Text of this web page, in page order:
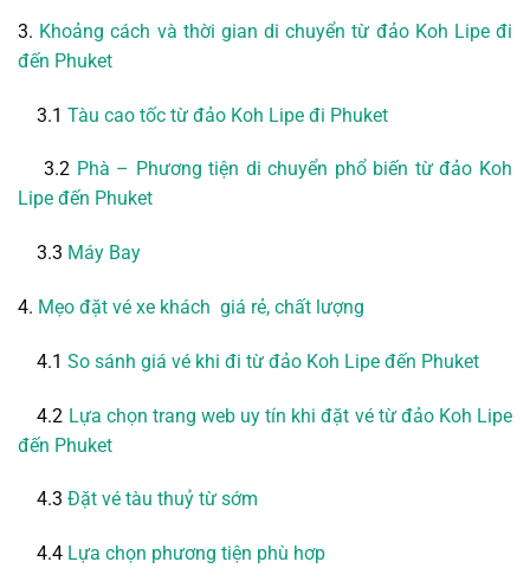
3. Khoảng cách và thời gian di chuyển từ đảo Koh Lipe đi
đến Phuket
3.1 Tàu cao tốc từ đảo Koh Lipe đi Phuket
3.2 Phà – Phương tiện di chuyển phổ biến từ đảo Koh
Lipe đến Phuket
3.3 Máy Bay
4. Mẹo đặt vé xe khách giá rẻ, chất lượng
4.1 So sánh giá vé khi đi từ đảo Koh Lipe đến Phuket
4.2 Lựa chọn trang web uy tín khi đặt vé từ đảo Koh Lipe
đến Phuket
4.3 Đặt vé tàu thuỷ từ sớm
4.4 Lựa chọn phương tiện phù hơp